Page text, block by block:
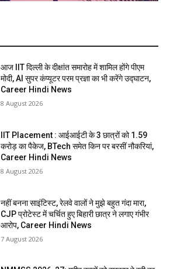
आज IIT दिल्ली के दीक्षांत समारोह में शामिल होंगे पीएम
मोदी, AI सुपर कंप्यूटर परम प्रज्ञा का भी करेंगे उद्घाटन,
Career Hindi News
8 August 2026
IIT Placement : आईआईटी के 3 छात्रों को 1.59
करोड़ का पैकेज, BTech समेत किन पर बरसीं नौकरियां,
Career Hindi News
8 August 2026
नहीं बनना साइंटिस्ट, रेलवे वालों ने मुझे बहुत गंदा मारा,
CJP प्रोटेस्ट में चर्चित हुए बिहारी छात्र ने लगाए गंभीर
आरोप, Career Hindi News
7 August 2026